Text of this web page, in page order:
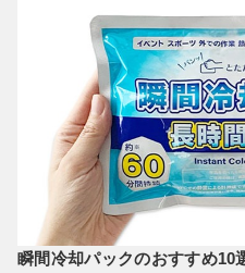
瞬間冷却パックのおすすめ10